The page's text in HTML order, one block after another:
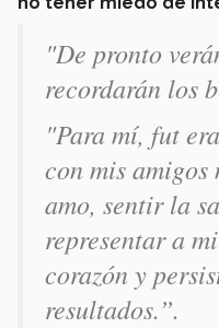
"De pronto
recordarán los
"Para mí, fut
con mis
amo, sentir la
representar a
corazón y
resultados.”.